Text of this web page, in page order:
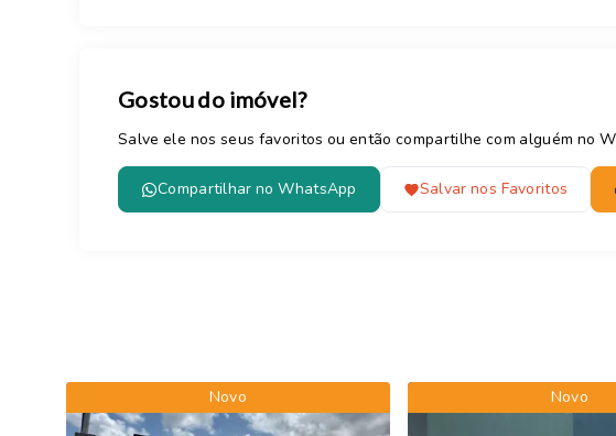
Gostou do imóvel?
Salve ele nos seus favoritos ou então compartilhe com alguém no
Compartilhar no WhatsApp Salvar nos Favoritos
Novo Novo